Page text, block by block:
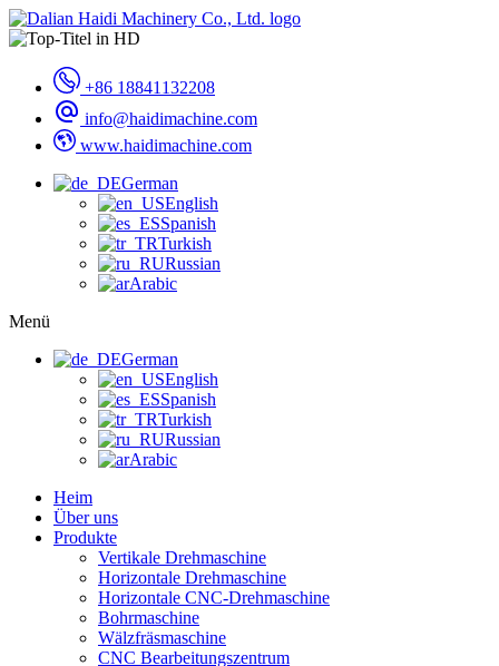
+86 18841132208
info@haidimachine.com
www.haidimachine.com
German
English
Spanish
Turkish
Russian
Arabic
Menü
German
English
Spanish
Turkish
Russian
Arabic
Heim
Über uns
Produkte
Vertikale Drehmaschine
Horizontale Drehmaschine
Horizontale CNC-Drehmaschine
Bohrmaschine
Wälzfräsmaschine
CNC Bearbeitungszentrum